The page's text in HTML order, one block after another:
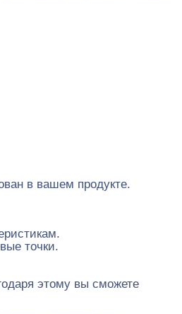
в вашем продукте.
точки.
этому вы сможете